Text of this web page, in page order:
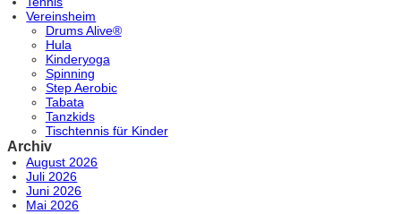
Vereinsheim
Drums Alive®
Hula
Kinderyoga
Spinning
Step Aerobic
Tabata
Tanzkids
Tischtennis für Kinder
Archiv
August 2026
Juli 2026
Juni 2026
Mai 2026